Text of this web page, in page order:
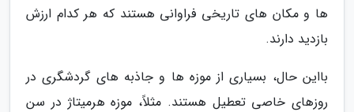
ها و مکان های تاریخی فراوانی هستند که هر کدام ارزش
بازدید دارند.
بااین حال، بسیاری از موزه ها و جاذبه های گردشگری در
روزهای خاصی تعطیل هستند. مثلاً، موزه هرمیتاژ در سن